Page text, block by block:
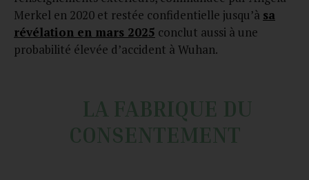
Merkel en 2020 et restée confidentielle jusqu’à sa
révélation en mars 2025 conclut aussi à une
probabilité élevée d’accident à Wuhan.
LA FABRIQUE DU
CONSENTEMENT